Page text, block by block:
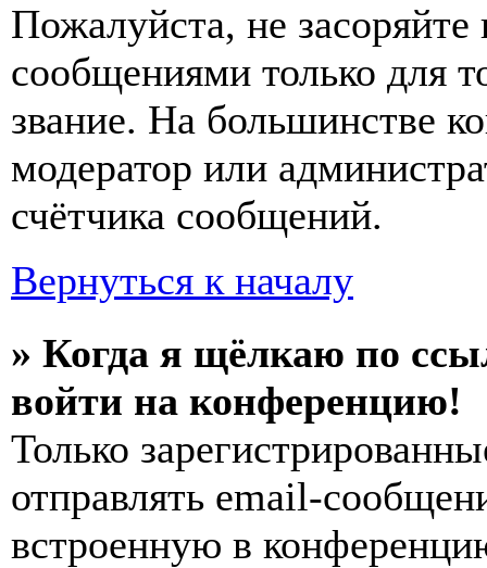
Пожалуйста, не
сообщениями только для
звание. На большинстве
модератор или
счётчика сообщений.
Вернуться к началу
» Когда я щёлкаю по
войти на конференцию!
Только
отправлять email-
встроенную в